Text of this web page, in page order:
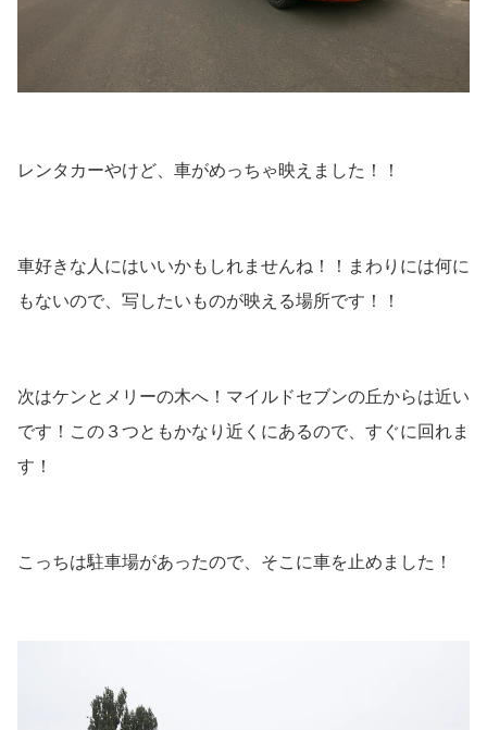
レンタカーやけど、車がめっちゃ映えました！！
車好きな人にはいいかもしれませんね！！まわりには何に
もないので、写したいものが映える場所です！！
次はケンとメリーの木へ！マイルドセブンの丘からは近い
です！この３つともかなり近くにあるので、すぐに回れま
す！
こっちは駐車場があったので、そこに車を止めました！